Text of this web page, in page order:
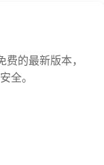
的最新版本，
全。